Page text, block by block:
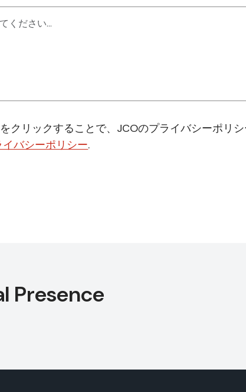
をクリックすることで、JCOのプライバシーポリ
イバシーポリシー.
Presence